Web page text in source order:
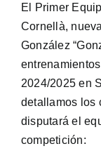
El Primer
Cornellà,
González
2024/2025 en
detallamos los
disputará el
competición: